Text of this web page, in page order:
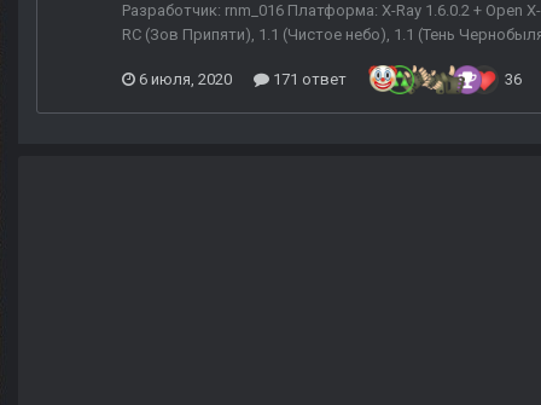
Разработчик: rnm_016 Платформа: X-Ray 1.6.0.2 + Open
RC (Зов Припяти), 1.1 (Чистое небо), 1.1 (Тень
6 июля, 2020 171 ответ 36